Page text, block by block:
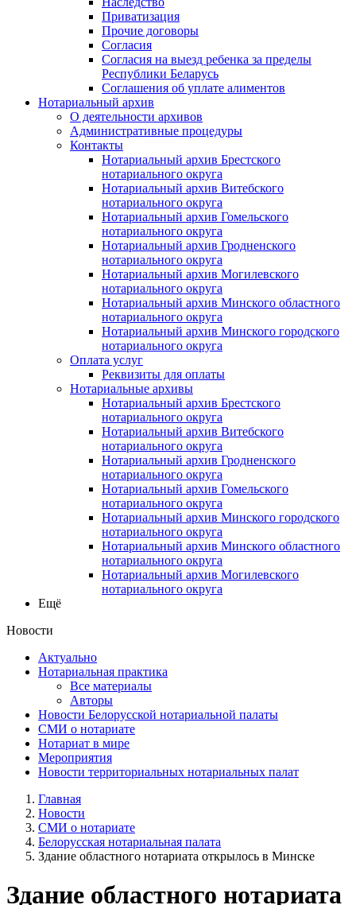
Приватизация
Прочие договоры
Согласия
Согласия на выезд ребенка за пределы
Республики Беларусь
Соглашения об уплате алиментов
Нотариальный архив
О деятельности архивов
Административные процедуры
Контакты
Нотариальный архив Брестского
нотариального округа
Нотариальный архив Витебского
нотариального округа
Нотариальный архив Гомельского
нотариального округа
Нотариальный архив Гродненского
нотариального округа
Нотариальный архив Могилевского
нотариального округа
Нотариальный архив Минского областного
нотариального округа
Нотариальный архив Минского городского
нотариального округа
Оплата услуг
Реквизиты для оплаты
Нотариальные архивы
Нотариальный архив Брестского
нотариального округа
Нотариальный архив Витебского
нотариального округа
Нотариальный архив Гродненского
нотариального округа
Нотариальный архив Гомельского
нотариального округа
Нотариальный архив Минского городского
нотариального округа
Нотариальный архив Минского областного
нотариального округа
Нотариальный архив Могилевского
нотариального округа
Ещё
Новости
Актуально
Нотариальная практика
Все материалы
Авторы
Новости Белорусской нотариальной палаты
СМИ о нотариате
Нотариат в мире
Мероприятия
Новости территориальных нотариальных палат
Главная
Новости
СМИ о нотариате
Белорусская нотариальная палата
Здание областного нотариата открылось в Минске
Здание областного нотариата